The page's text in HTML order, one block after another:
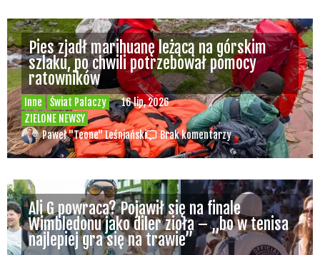
Inne
Świat Palaczy
ZIELONE NEWSY
16 lip, 2026
Pies zjadł marihuanę leżącą na górskim
szlaku, po chwili potrzebował pomocy
ratowników
Paweł "Teone" Leśniański Brak komentarzy
Ali G powraca? Pojawił się na finale
Wimbledonu jako diler zioła – „bo w tenisa
najlepiej gra się na trawie”